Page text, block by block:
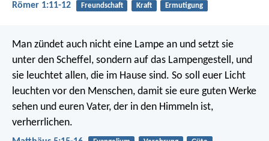
Römer 1:11-12 Freundschaft Kraft Ermutigung
Man zündet auch nicht eine Lampe an und setzt sie
unter den Scheffel, sondern auf das Lampengestell, und
sie leuchtet allen, die im Hause sind. So soll euer Licht
leuchten vor den Menschen, damit sie eure guten Werke
sehen und euren Vater, der in den Himmeln ist,
verherrlichen.